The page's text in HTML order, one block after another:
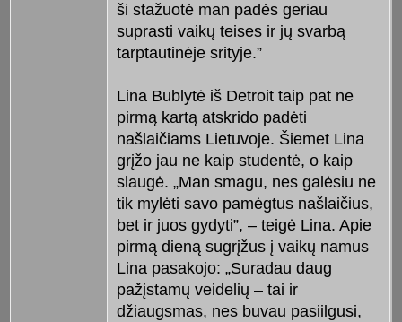
ši stažuotė man padės geriau
suprasti vaikų teises ir jų svarbą
tarptautinėje srityje.”
Lina Bublytė iš Detroit taip pat ne
pirmą kartą atskrido padėti
našlaičiams Lietuvoje. Šiemet Lina
grįžo jau ne kaip studentė, o kaip
slaugė. „Man smagu, nes galėsiu ne
tik mylėti savo pamėgtus našlaičius,
bet ir juos gydyti”, – teigė Lina. Apie
pirmą dieną sugrįžus į vaikų namus
Lina pasakojo: „Suradau daug
pažįstamų veidelių – tai ir
džiaugsmas, nes buvau pasiilgusi,